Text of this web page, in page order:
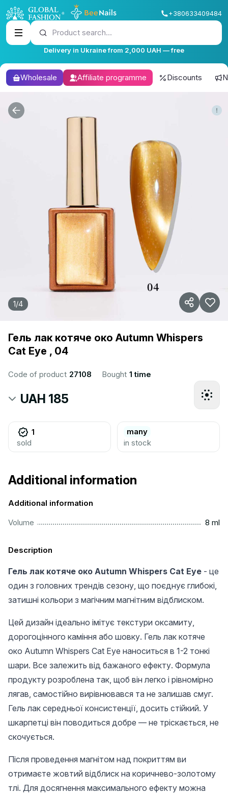
+380633409484
Product search...
Delivery in Ukraine from 2,000 UAH — free
Wholesale Affiliate programme Discounts
1/4
Гель лак котяче око Autumn Whispers
Cat Eye , 04
Code of product 27108 Bought 1 time
UAH 185
1
sold
many
in stock
Additional information
Additional information
Volume
8 ml
Description
Гель лак котяче око Autumn Whispers Cat Eye - це
один з головних трендів сезону, що поєднує глибокі,
затишні кольори з магічним магнітним відблиском.
Цей дизайн ідеально імітує текстури оксамиту,
дорогоцінного каміння або шовку. Гель лак котяче
око Autumn Whispers Cat Eye наноситься в 1-2 тонкі
шари. Все залежить від бажаного ефекту. Формула
продукту розроблена так, щоб він легко і рівномірно
лягав, самостійно вирівнювався та не залишав смуг.
Гель лак середньої консистенції, досить стійкий. У
шкарпетці він поводиться добре — не тріскається, не
скочується.
Після проведення магнітом над покриттям ви
отримаєте жовтий відблиск на коричнево-золотому
тлі. Для досягнення максимального ефекту можна